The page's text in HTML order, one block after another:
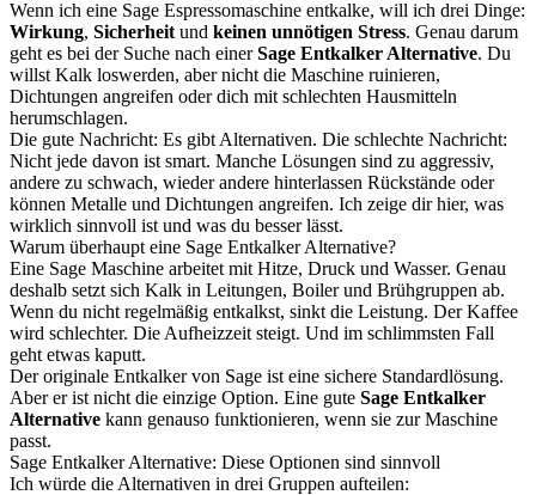
Wenn ich eine Sage Espressomaschine entkalke, will ich drei Dinge:
Wirkung, Sicherheit und keinen unnötigen Stress. Genau darum
geht es bei der Suche nach einerSage Entkalker Alternative. Du
willst Kalk loswerden, aber nicht die Maschine ruinieren,
Dichtungen angreifen oder dich mit schlechten Hausmitteln
herumschlagen.
Die gute Nachricht: Es gibt Alternativen. Die schlechte Nachricht:
Nicht jede davon ist smart. Manche Lösungen sind zu aggressiv,
andere zu schwach, wieder andere hinterlassen Rückstände oder
können Metalle und Dichtungen angreifen. Ich zeige dir hier, was
wirklich sinnvoll ist und was du besser lässt.
Warum überhaupt eine Sage Entkalker Alternative?
Eine Sage Maschine arbeitet mit Hitze, Druck und Wasser. Genau
deshalb setzt sich Kalk in Leitungen, Boiler und Brühgruppen ab.
Wenn du nicht regelmäßig entkalkst, sinkt die Leistung. Der Kaffee
wird schlechter. Die Aufheizzeit steigt. Und im schlimmsten Fall
geht etwas kaputt.
Der originale Entkalker von Sage ist eine sichere Standardlösung.
Aber er ist nicht die einzige Option. Eine gute Sage Entkalker
Alternative kann genauso funktionieren, wenn sie zur Maschine
passt.
Sage Entkalker Alternative: Diese Optionen sind sinnvoll
Ich würde die Alternativen in drei Gruppen aufteilen: